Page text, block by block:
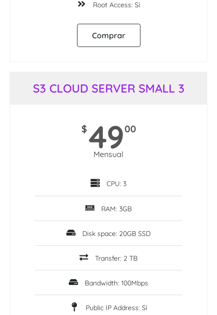
Root Access: Sí
Comprar
S3 CLOUD SERVER SMALL 3
$4900
Mensual
CPU: 3
RAM: 3GB
Disk space: 20GB SSD
Transfer: 2 TB
Bandwidth: 100Mbps
Public IP Address: Sí